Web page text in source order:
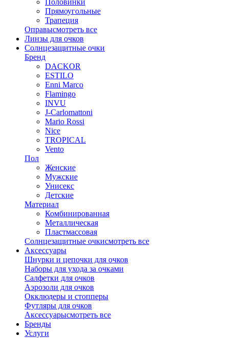
Прямоугольные
Трапеция
Оправысмотреть все
Линзы для очков
Солнцезащитные очки
Бренд
DACKOR
ESTILO
Enni Marco
Flamingo
INVU
J-Carlomattoni
Mario Rossi
Nice
TROPICAL
Vento
Пол
Женские
Мужские
Унисекс
Детские
Материал
Комбинированная
Металлическая
Пластмассовая
Солнцезащитные очкисмотреть все
Аксессуары
Шнурки и цепочки для очков
Наборы для ухода за очками
Салфетки для очков
Аэрозоли для очков
Окклюдеры и стопперы
Футляры для очков
Аксессуарысмотреть все
Бренды
Услуги